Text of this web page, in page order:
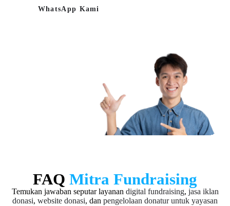
WhatsApp Kami
FAQ Mitra Fundraising
Temukan jawaban seputar layanan digital fundraising, jasa iklan
donasi, website donasi, dan pengelolaan donatur untuk yayasan